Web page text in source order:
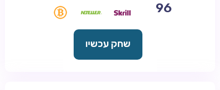
96
שחק עכשיו